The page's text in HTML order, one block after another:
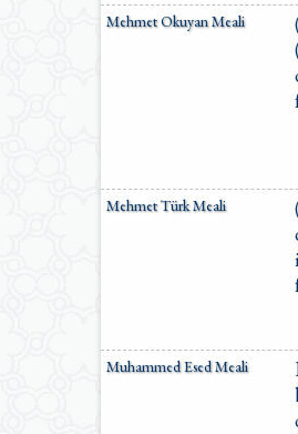
Mehmet Okuyan Meali
Mehmet Türk Meali
Muhammed Esed Meali